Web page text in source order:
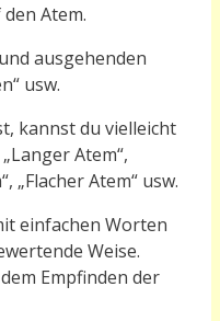
Atem.
ausgehenden
usw.
kannst du vielleicht
Atem“,
„Flacher Atem“ usw.
einfachen Worten
Weise.
Empfinden der